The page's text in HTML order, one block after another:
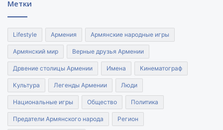
Метки
Lifestyle Армения Армянские народные игры
Армянский мир Верные друзья Армении
Дрвение столицы Армении Имена Кинематограф
Культура Легенды Армении Люди
Национальные игры Общество Политика
Предатели Армянского народа Регион